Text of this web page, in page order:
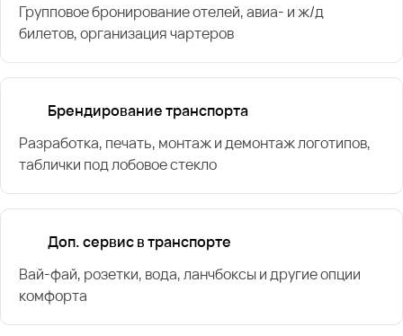
Групповое бронирование отелей, авиа- и ж/д
билетов, организация чартеров
Брендирование транспорта
Разработка, печать, монтаж и демонтаж логотипов,
таблички под лобовое стекло
Доп. сервис в транспорте
Вай-фай, розетки, вода, ланчбоксы и другие опции
комфорта